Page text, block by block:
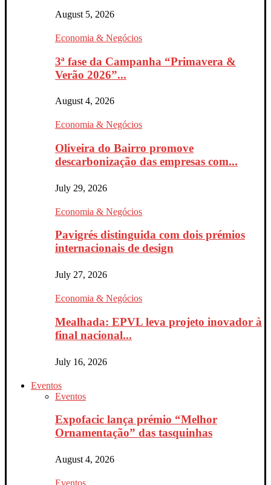
August 5, 2026
Economia & Negócios
3ª fase da Campanha “Primavera &
Verão 2026”...
August 4, 2026
Economia & Negócios
Oliveira do Bairro promove
descarbonização das empresas com...
July 29, 2026
Economia & Negócios
Pavigrés distinguida com dois prémios
internacionais de design
July 27, 2026
Economia & Negócios
Mealhada: EPVL leva projeto inovador à
final nacional...
July 16, 2026
Eventos
Eventos
Expofacic lança prémio “Melhor
Ornamentação” das tasquinhas
August 4, 2026
Eventos